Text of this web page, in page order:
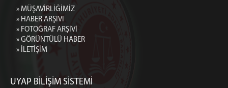
» MÜŞAVİRLİĞİMİZ
» HABER ARŞİVİ
» FOTOĞRAF ARŞİVİ
» GÖRÜNTÜLÜ HABER
» İLETİŞİM
UYAP BİLİŞİM SİSTEMİ